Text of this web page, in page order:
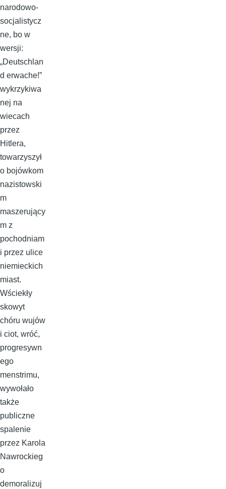
narodowo-
socjalistycz
ne, bo w
wersji:
„Deutschlan
d erwache!”
wykrzykiwa
nej na
wiecach
przez
Hitlera,
towarzyszył
o bojówkom
nazistowski
m
maszerujący
m z
pochodniam
i przez ulice
niemieckich
miast.
Wściekły
skowyt
chóru wujów
i ciot, wróć,
progresywn
ego
menstrimu,
wywołało
także
publiczne
spalenie
przez Karola
Nawrockieg
o
demoralizuj